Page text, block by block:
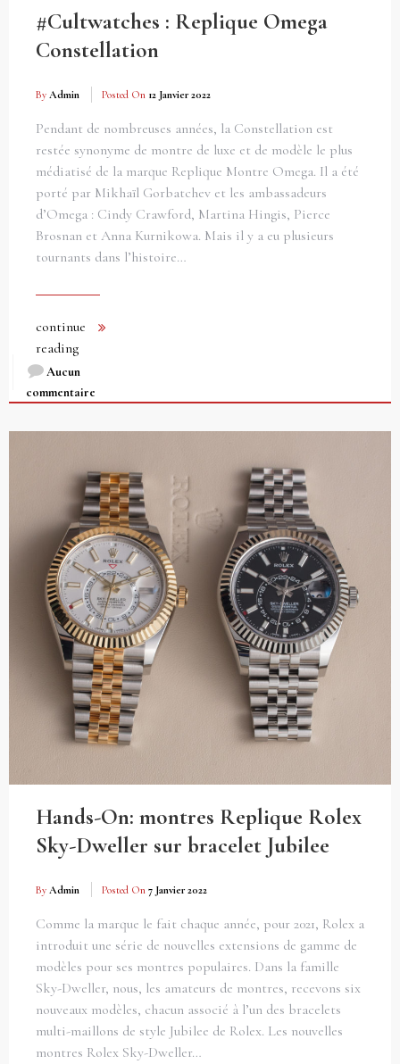
#Cultwatches : Replique Omega
Constellation
By Admin Posted On 12 Janvier 2022
Pendant de nombreuses années, la Constellation est
restée synonyme de montre de luxe et de modèle le plus
médiatisé de la marque Replique Montre Omega. Il a été
porté par Mikhaïl Gorbatchev et les ambassadeurs
d’Omega : Cindy Crawford, Martina Hingis, Pierce
Brosnan et Anna Kurnikowa. Mais il y a eu plusieurs
tournants dans l’histoire…
continue
reading
Aucun
commentaire
Hands-On: montres Replique Rolex
Sky-Dweller sur bracelet Jubilee
By Admin Posted On 7 Janvier 2022
Comme la marque le fait chaque année, pour 2021, Rolex a
introduit une série de nouvelles extensions de gamme de
modèles pour ses montres populaires. Dans la famille
Sky-Dweller, nous, les amateurs de montres, recevons six
nouveaux modèles, chacun associé à l’un des bracelets
multi-maillons de style Jubilee de Rolex. Les nouvelles
montres Rolex Sky-Dweller…